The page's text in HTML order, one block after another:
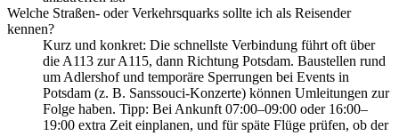
Welche Straßen- oder Verkehrsquarks sollte ich als Reisender
kennen?
Kurz und konkret: Die schnellste Verbindung führt oft über
die A113 zur A115, dann Richtung Potsdam. Baustellen rund
um Adlershof und temporäre Sperrungen bei Events in
Potsdam (z. B. Sanssouci‑Konzerte) können Umleitungen zur
Folge haben. Tipp: Bei Ankunft 07:00–09:00 oder 16:00–
19:00 extra Zeit einplanen, und für späte Flüge prüfen, ob der